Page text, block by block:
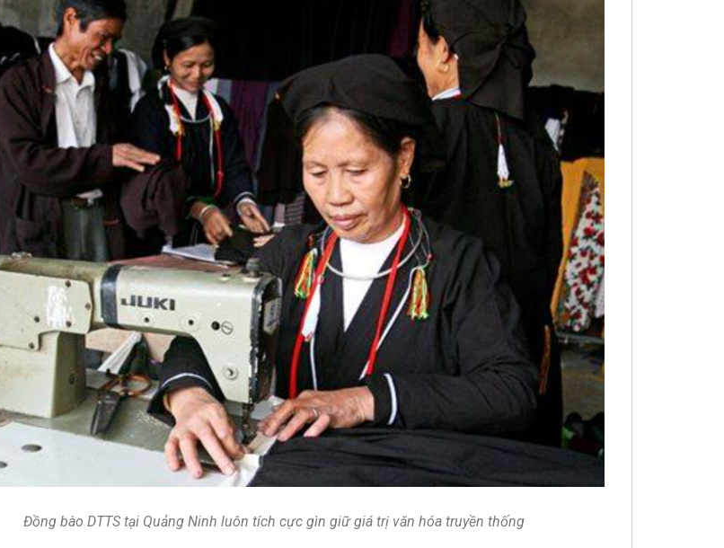
Đồng bào DTTS tại Quảng Ninh luôn tích cực gìn giữ giá trị văn hóa truyền thống